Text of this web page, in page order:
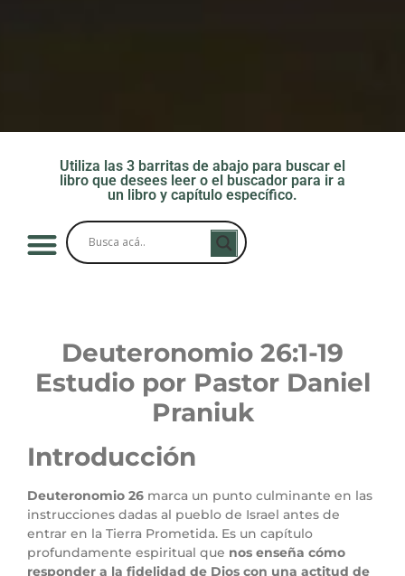
Utiliza las 3 barritas de abajo para buscar el
libro que desees leer o el buscador para ir a
un libro y capítulo específico.
Deuteronomio 26:1-19
Estudio por Pastor Daniel
Praniuk
Introducción
Deuteronomio 26 marca un punto culminante en las
instrucciones dadas al pueblo de Israel antes de
entrar en la Tierra Prometida. Es un capítulo
profundamente espiritual que nos enseña cómo
responder a la fidelidad de Dios con una actitud de